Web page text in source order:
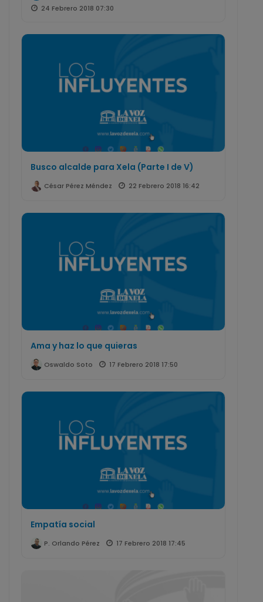
24 Febrero 2018 07:30
Busco alcalde para Xela (Parte I de V)
César Pérez Méndez 22 Febrero 2018 16:42
Ama y haz lo que quieras
Oswaldo Soto 17 Febrero 2018 17:50
Empatía social
P. Orlando Pérez 17 Febrero 2018 17:45